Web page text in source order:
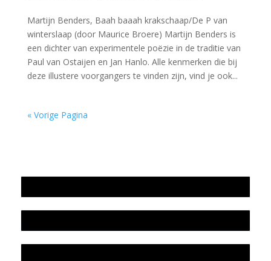
Martijn Benders, Baah baaah krakschaap/De P van
winterslaap (door Maurice Broere) Martijn Benders is
een dichter van experimentele poëzie in de traditie van
Paul van Ostaijen en Jan Hanlo. Alle kenmerken die bij
deze illustere voorgangers te vinden zijn, vind je ook...
« Vorige Pagina